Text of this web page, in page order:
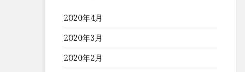
2020年4月
2020年3月
2020年2月